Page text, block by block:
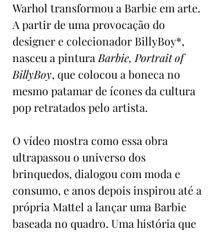
Warhol transformou a Barbie em arte.
A partir de uma provocação do
designer e colecionador BillyBoy*,
nasceu a pintura Barbie, Portrait of
BillyBoy, que colocou a boneca no
mesmo patamar de ícones da cultura
pop retratados pelo artista.
O vídeo mostra como essa obra
ultrapassou o universo dos
brinquedos, dialogou com moda e
consumo, e anos depois inspirou até a
própria Mattel a lançar uma Barbie
baseada no quadro. Uma história que